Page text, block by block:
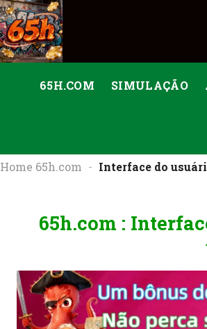
65H.COM SIMULAÇÃO
Home 65h.com - Interface do
65h.com :